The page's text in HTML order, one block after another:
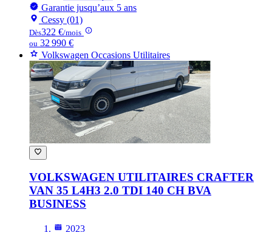
Garantie jusqu’aux 5 ans
Cessy (01)
Dès322 €/mois
ou 32 990 €
Volkswagen Occasions Utilitaires
VOLKSWAGEN UTILITAIRES CRAFTER
VAN 35 L4H3 2.0 TDI 140 CH BVA
BUSINESS
2023